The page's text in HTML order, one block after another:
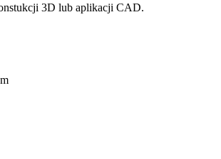
3D lub aplikacji CAD.